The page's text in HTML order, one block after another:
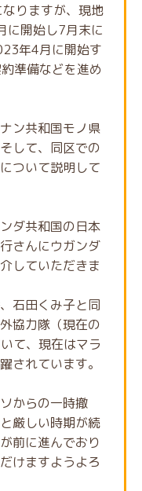
りますが、現地
に開始し7月末に
年4月に開始す
準備などを進め
ン共和国モノ県
して、同区での
ついて説明して
ダ共和国の日本
さんにウガンダ
していただきま
石田くみ子と同
協力隊（現在の
て、現在はマラ
されています。
からの一時撤
厳しい時期が続
前に進んでおり
けますようよろ